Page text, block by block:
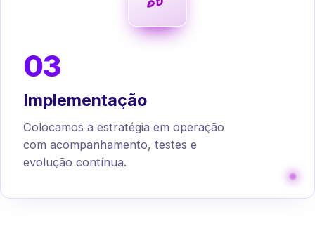
03
Implementação
Colocamos a estratégia em operação
com acompanhamento, testes e
evolução contínua.